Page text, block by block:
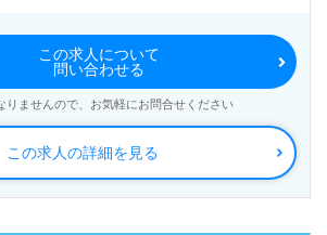
この求人の詳細を見る
この求人について
問い合わせる
りませんので、お気軽にお問合せください